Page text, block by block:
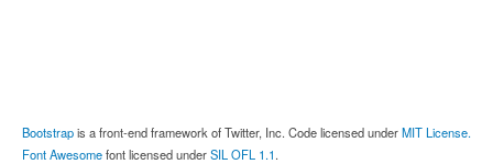
Bootstrapis a front-end framework of Twitter, Inc. Code licensed underMIT License.
Font Awesomefont licensed underSIL OFL 1.1.